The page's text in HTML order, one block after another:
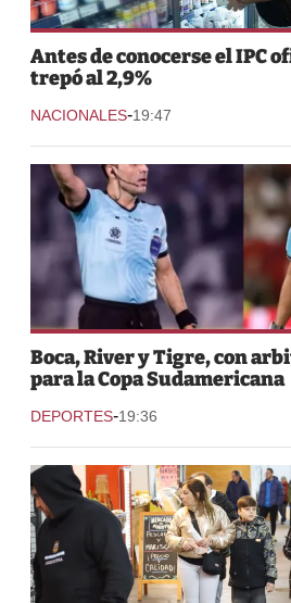
Antes de conocerse el IPC
trepó al 2,9%
NACIONALES-19:47
Boca, River y Tigre, con
para la Copa Sudamericana
DEPORTES-19:36